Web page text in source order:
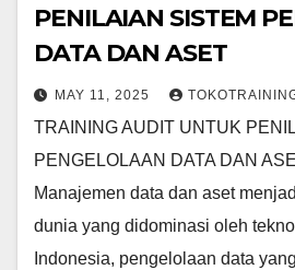
PENILAIAN SISTEM
DATA DAN ASET
MAY 11, 2025
TRAINING AUDIT UNTUK
PENGELOLAAN DATA DAN
Manajemen data dan aset
dunia yang didominasi oleh
Indonesia, pengelolaan data